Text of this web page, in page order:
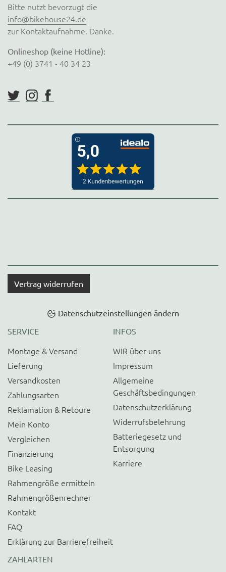
Bitte nutzt bevorzugt die
info@bikehouse24.de
zur Kontaktaufnahme. Danke.
Onlineshop (keine Hotline):
+49 (0) 3741 - 40 34 23
Vertrag widerrufen
Datenschutzeinstellungen ändern
SERVICE
Montage & Versand
Lieferung
Versandkosten
Zahlungsarten
Reklamation & Retoure
Mein Konto
Vergleichen
Finanzierung
Bike Leasing
Rahmengröße ermitteln
Rahmengrößenrechner
Kontakt
FAQ
Erklärung zur Barrierefreiheit
INFOS
WIR über uns
Impressum
Allgemeine
Geschäftsbedingungen
Datenschutzerklärung
Widerrufsbelehrung
Batteriegesetz und
Entsorgung
Karriere
ZAHLARTEN